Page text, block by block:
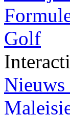
Golf
Nieuws